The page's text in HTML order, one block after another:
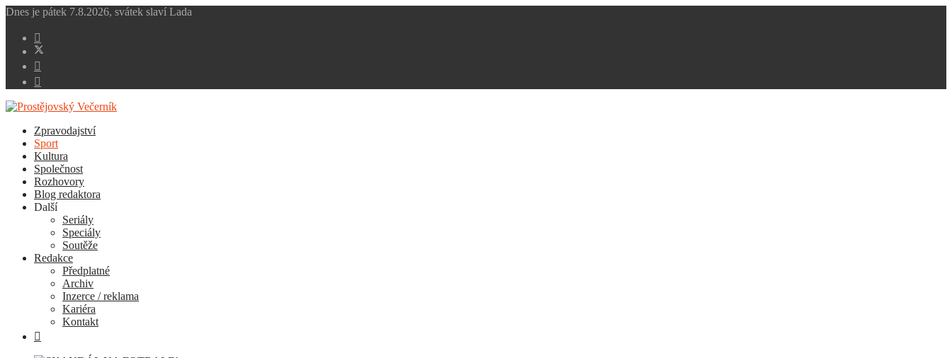
Dnes je pátek 7.8.2026, svátek slaví Lada
Zpravodajství
Sport
Kultura
Společnost
Rozhovory
Blog redaktora
Další
Seriály
Speciály
Soutěže
Redakce
Předplatné
Archiv
Inzerce / reklama
Kariéra
Kontakt